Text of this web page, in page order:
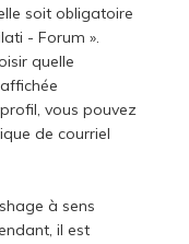
soit obligatoire
- Forum ».
quelle
vous pouvez
de courriel
à sens
il est